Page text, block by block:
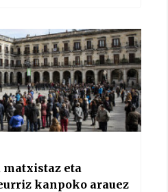
eta
kanpoko arauez